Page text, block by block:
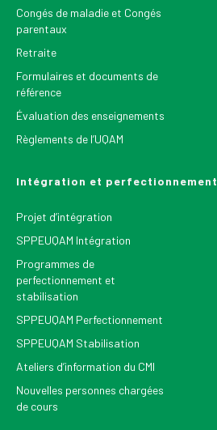
Congés de maladie et Congés
parentaux
Retraite
Formulaires et documents de
référence
Évaluation des enseignements
Règlements de l’UQAM
Intégration et perfectionnement
Projet d’intégration
SPPEUQAM Intégration
Programmes de
perfectionnement et
stabilisation
SPPEUQAM Perfectionnement
SPPEUQAM Stabilisation
Ateliers d’information du CMI
Nouvelles personnes chargées
de cours